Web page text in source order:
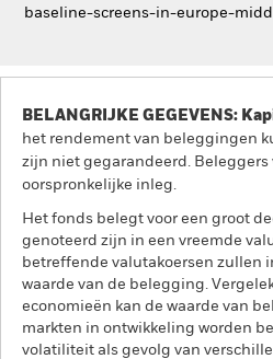
baseline-screens-in-europe-
BELANGRIJKE GEGEVENS:
het rendement van beleggingen
zijn niet gegarandeerd.
oorspronkelijke inleg.
Het fonds belegt voor een groot
genoteerd zijn in een vreemde
betreffende valutakoersen zullen
waarde van de belegging.
economieën kan de waarde van
markten in ontwikkeling worden
volatiliteit als gevolg van